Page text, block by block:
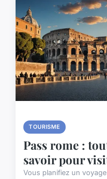
TOURISME
Pass rome :
savoir pour
Vous planifiez un